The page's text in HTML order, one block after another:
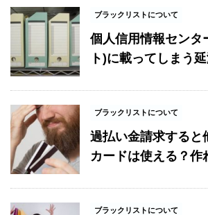
ブラックリストについて
個人信用情報センタ
ト)に載ってしまう
ブラックリストについて
過払い金請求すると
カードは使える？作
ブラックリストについて